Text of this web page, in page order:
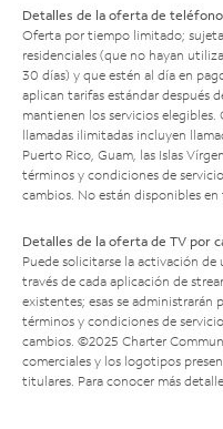
Detalles de la oferta de
Oferta por tiempo limitado;
residenciales (que no hayan
30 días) y que estén al día en
aplican tarifas estándar después
mantienen los servicios
llamadas ilimitadas incluyen
Puerto Rico, Guam, las Islas
términos y condiciones de
cambios. No están disponibles en
Detalles de la oferta de TV por
Puede solicitarse la activación
través de cada aplicación de
existentes; esas se administrarán
términos y condiciones de
cambios. ©2025 Charter
comerciales y los logotipos
titulares. Para conocer más